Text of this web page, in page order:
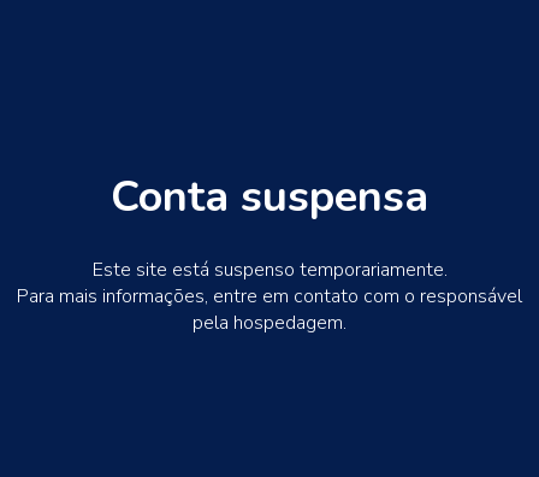
Conta suspensa
Este site está suspenso temporariamente.
Para mais informações, entre em contato com o responsável
pela hospedagem.